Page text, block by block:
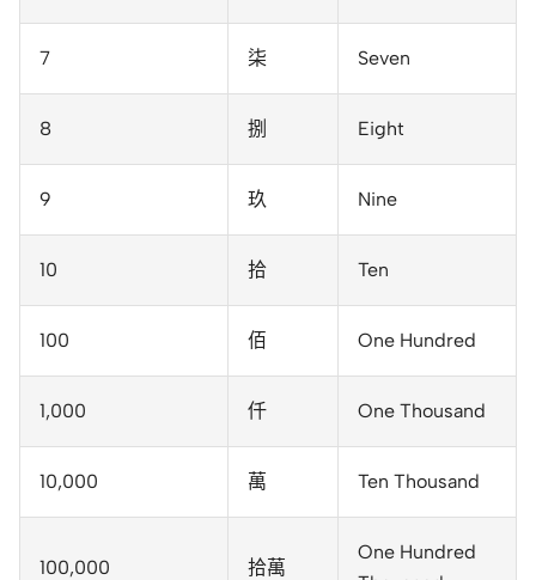
7 柒 Seven
8 捌 Eight
9 玖 Nine
10 拾 Ten
100 佰 One Hundred
1,000 仟 One Thousand
10,000 萬 Ten Thousand
100,000 拾萬
One Hundred